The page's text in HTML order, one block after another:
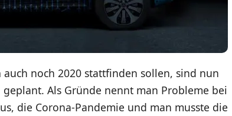
noch 2020 stattfinden sollen, sind nun
Als Gründe nennt man Probleme bei
die Corona-Pandemie und man musste die